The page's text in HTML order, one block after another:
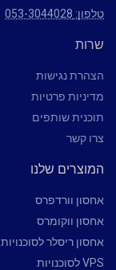
טלפון: 053-3044028
שרות
הצהרת נגישות
מדיניות פרטיות
תוכנית שותפים
צרו קשר
המוצרים שלנו
אחסון וורדפרס
אחסון ווקומרס
אחסון ריסלר לסוכנויות
VPS לסוכנויות